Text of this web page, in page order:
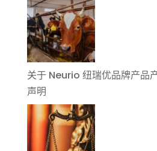
关于 Neurio 纽瑞优品牌产品
声明